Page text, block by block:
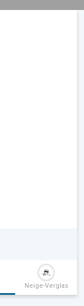
Neige-Verglas